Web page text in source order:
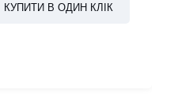
КУПИТИ В ОДИН КЛІК